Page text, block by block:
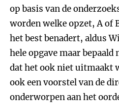
op basis van de
worden welke opzet, A of
het best benadert, aldus
hele opgave maar
dat het ook niet uitmaakt
ook een voorstel van de
onderworpen aan het